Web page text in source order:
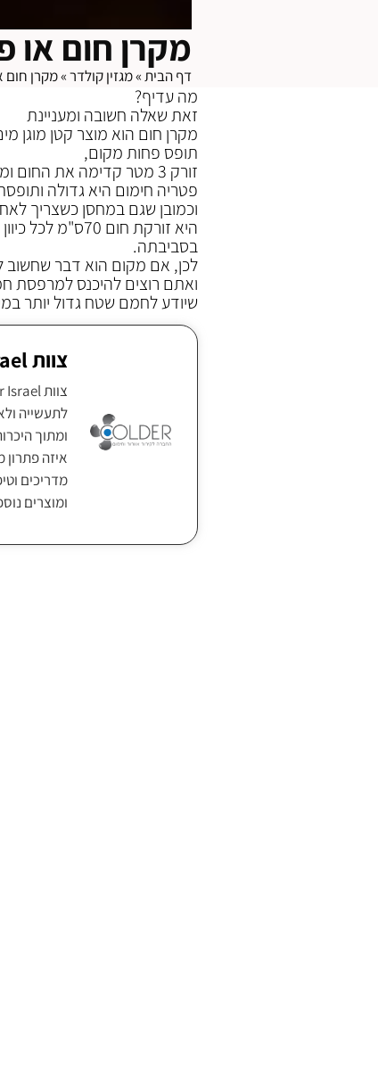
מקרן חום או
דף הבית»מגזין קולדר»מקרן חום
מה עדיף?
זאת שאלה חשובה ומעניינת
מקרן חום הוא מוצר קטן מוגן
תופס פחות מקום,
זורק 3 מטר קדימה את החום ומאד חסכוני בחשמל.
פטריה חימום היא גדולה
וכמובן שגם במחסן כשצריך
היא זורקת חום
בסביבתה.
לכן, אם מקום הוא דבר שחשוב
ואתם רוצים להיכנס למרפסת
שיודע לחמם שטח גדול יותר
צוות Colder Israel
ומתוך
איזה
מדריכים
ומוצרים